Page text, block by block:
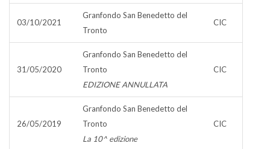
03/10/2021
Granfondo San Benedetto del
Tronto
CIC
31/05/2020
Granfondo San Benedetto del
Tronto
EDIZIONE ANNULLATA
CIC
26/05/2019
Granfondo San Benedetto del
Tronto
La 10^ edizione
CIC